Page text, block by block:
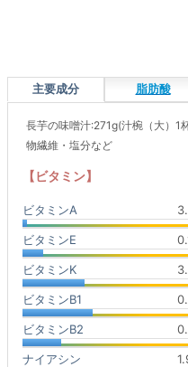
主要成分 脂肪酸
長芋の味噌汁:271g(汁椀（大）1
物繊維・塩分など
【ビタミン】
ビタミンA
ビタミンE
ビタミンK
ビタミンB1
ビタミンB2
ナイアシン